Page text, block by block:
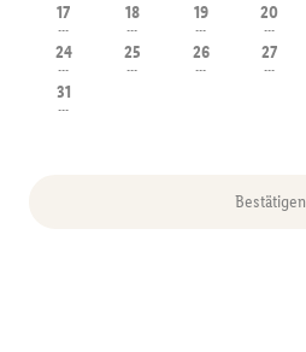
17
---
18
---
19
---
20
---
24
---
25
---
26
---
27
---
31
---
Bestätigen